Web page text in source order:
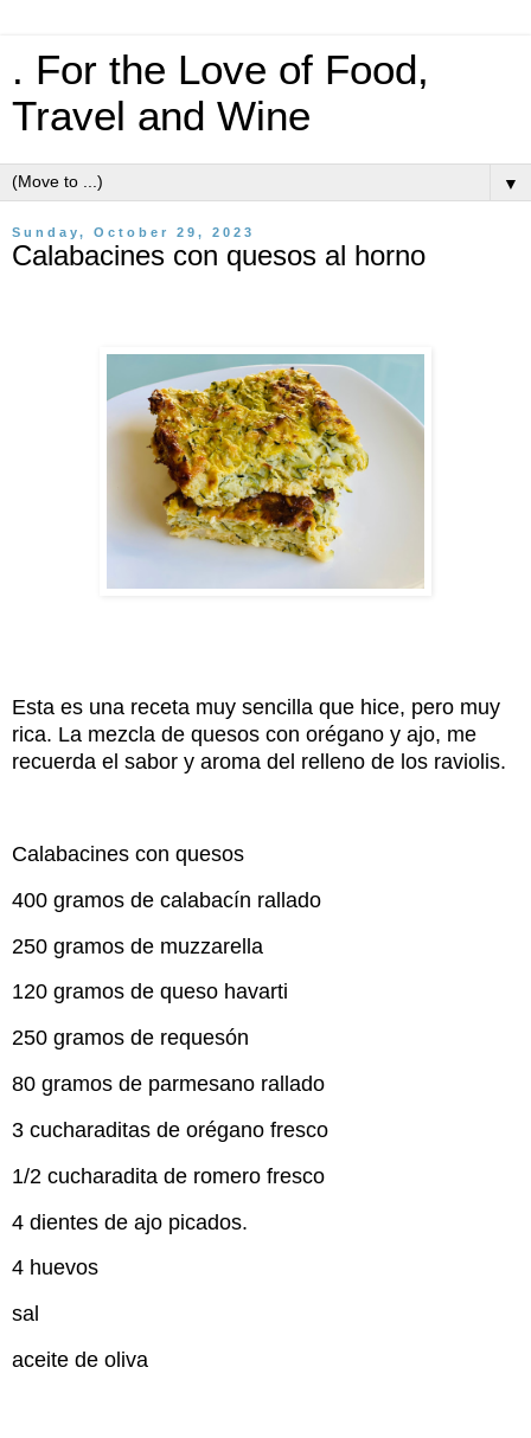
. For the Love of Food,
Travel and Wine
▼
Sunday, October 29, 2023
Calabacines con quesos al horno
Esta es una receta muy sencilla que hice, pero muy
rica. La mezcla de quesos con orégano y ajo, me
recuerda el sabor y aroma del relleno de los raviolis.
Calabacines con quesos
400 gramos de calabacín rallado
250 gramos de muzzarella
120 gramos de queso havarti
250 gramos de requesón
80 gramos de parmesano rallado
3 cucharaditas de orégano fresco
1/2 cucharadita de romero fresco
4 dientes de ajo picados.
4 huevos
sal
aceite de oliva